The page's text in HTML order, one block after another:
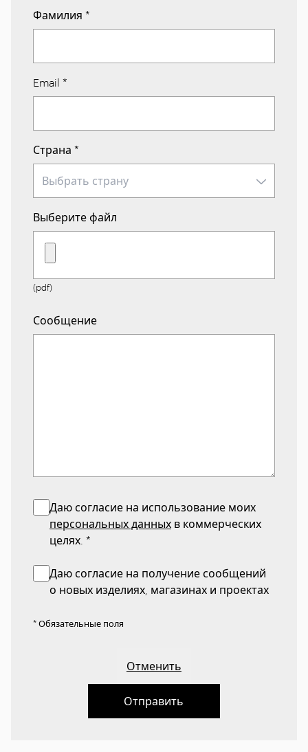
Фамилия *
Email *
Страна *
Выберите файл
(pdf)
Сообщение
Даю согласие на использование моих
персональных данных в коммерческих
целях. *
Даю согласие на получение сообщений
о новых изделиях, магазинах и проектах
* Обязательные поля
Отменить
Отправить